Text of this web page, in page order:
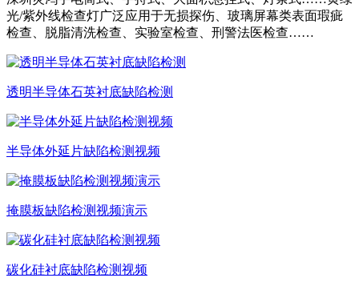
光/紫外线检查灯广泛应用于无损探伤、玻璃屏幕类表面瑕疵
检查、脱脂清洗检查、实验室检查、刑警法医检查……
透明半导体石英衬底缺陷检测
半导体外延片缺陷检测视频
掩膜板缺陷检测视频演示
碳化硅衬底缺陷检测视频